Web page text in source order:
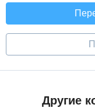
Другие